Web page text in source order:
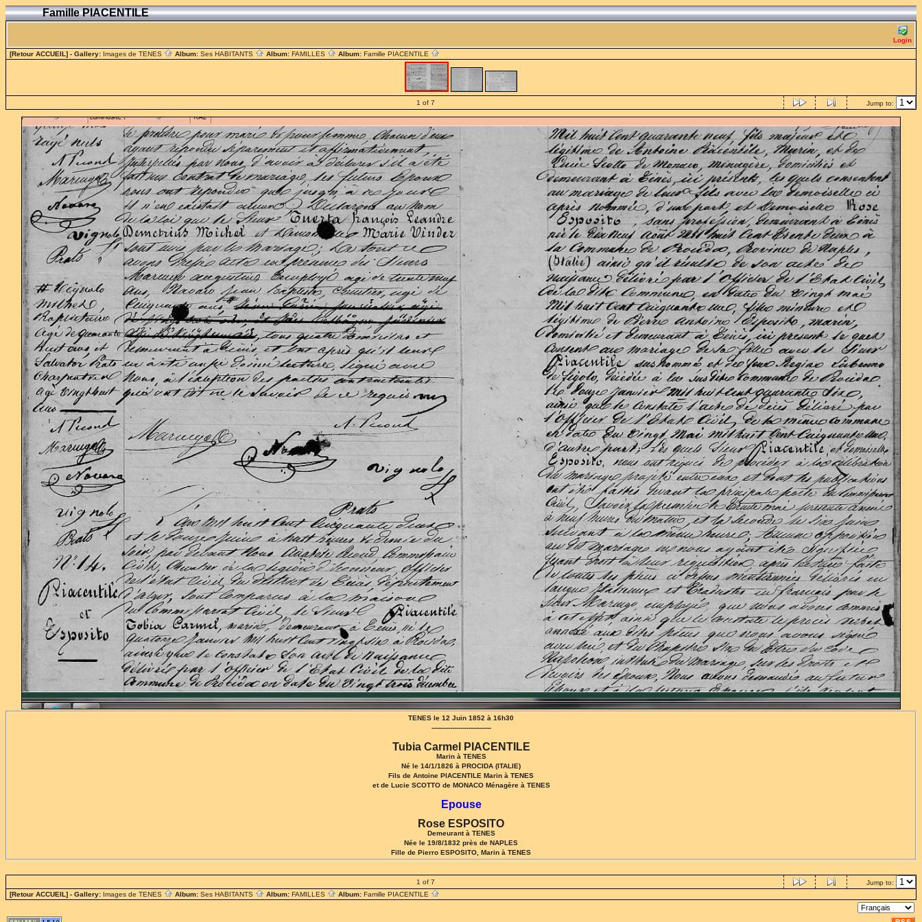
Famille PIACENTILE
Login
[Retour ACCUEIL] - Gallery: Images de TENES Album: Ses HABITANTS Album: FAMILLES Album: Famille PIACENTILE
1 of 7 Jump to:
TENES le 12 Juin 1852 à 16h30
-----------------------------
Tubia Carmel PIACENTILE
Marin à TENES
Né le 14/1/1826 à PROCIDA (ITALIE)
Fils de Antoine PIACENTILE Marin à TENES
et de Lucie SCOTTO de MONACO Ménagère à TENES
Epouse
Rose ESPOSITO
Demeurant à TENES
Née le 19/8/1832 près de NAPLES
Fille de Pierro ESPOSITO, Marin à TENES
1 of 7
Jump to:
[Retour ACCUEIL] - Gallery: Images de TENES Album: Ses HABITANTS Album: FAMILLES Album: Famille PIACENTILE